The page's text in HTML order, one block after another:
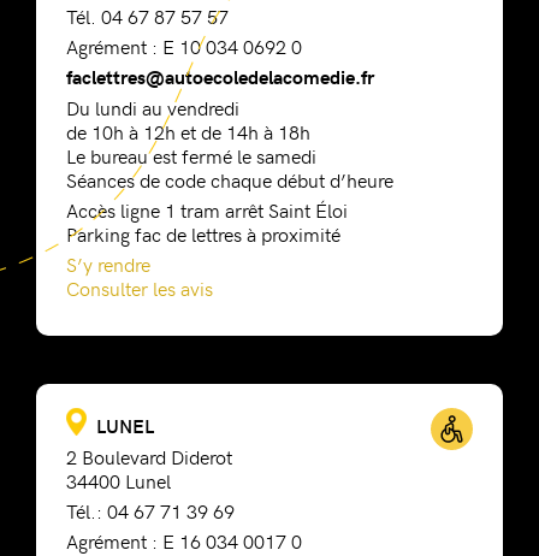
Tél. 04 67 87 57 57
Agrément : E 10 034 0692 0
faclettres@autoecoledelacomedie.fr
Du lundi au vendredi
de 10h à 12h et de 14h à 18h
Le bureau est fermé le samedi
Séances de code chaque début d’heure
Accès ligne 1 tram arrêt Saint Éloi
Parking fac de lettres à proximité
S’y rendre
Consulter les avis
LUNEL
2 Boulevard Diderot
34400 Lunel
Tél.: 04 67 71 39 69
Agrément : E 16 034 0017 0